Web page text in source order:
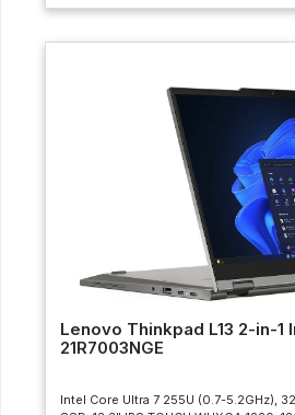
Lenovo Thinkpad L13 2-in-1
21R7003NGE
Intel Core Ultra 7 255U (0.7-5.2GHz),